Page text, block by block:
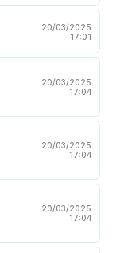
20/03/2025
17:01
20/03/2025
17:04
20/03/2025
17:04
20/03/2025
17:04